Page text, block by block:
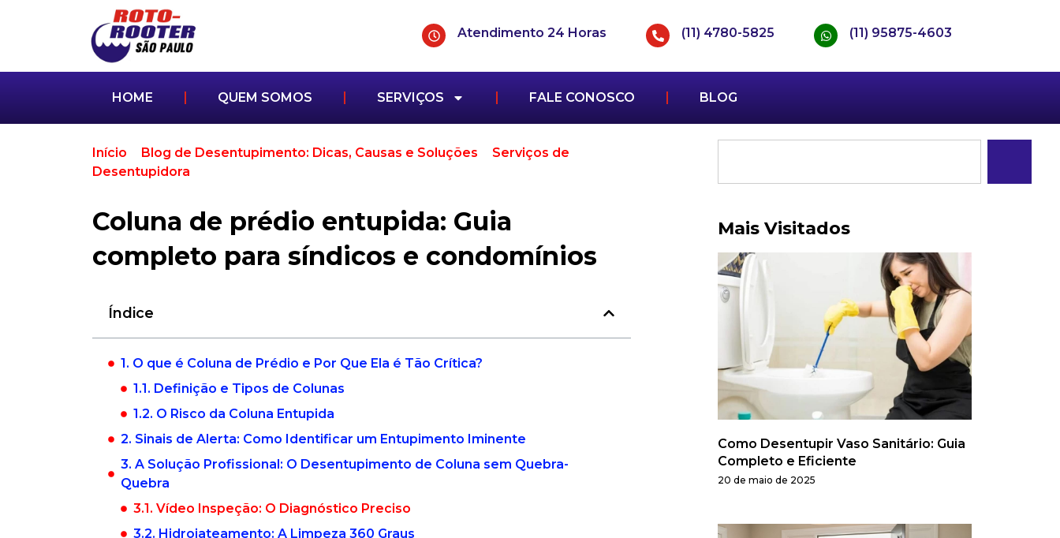
Atendimento 24 Horas (11) 4780-5825 (11) 95875-4603
HOME QUEM SOMOS SERVIÇOS FALE CONOSCO BLOG
Início Blog de Desentupimento: Dicas, Causas e Soluções
Serviços de
Desentupidora
Coluna de prédio entupida: Guia
completo para síndicos e condomínios
Índice
1. O que é Coluna de Prédio e Por Que Ela é Tão Crítica?
1.1. Definição e Tipos de Colunas
1.2. O Risco da Coluna Entupida
2. Sinais de Alerta: Como Identificar um Entupimento Iminente
3. A Solução Profissional: O Desentupimento de Coluna sem Quebra-
Quebra
3.1. Vídeo Inspeção: O Diagnóstico Preciso
3.2. Hidrojateamento: A Limpeza 360 Graus
Mais Visitados
Como Desentupir Vaso Sanitário: Guia
Completo e Eficiente
20 de maio de 2025